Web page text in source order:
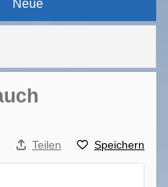
Neue
Teilen Speichern